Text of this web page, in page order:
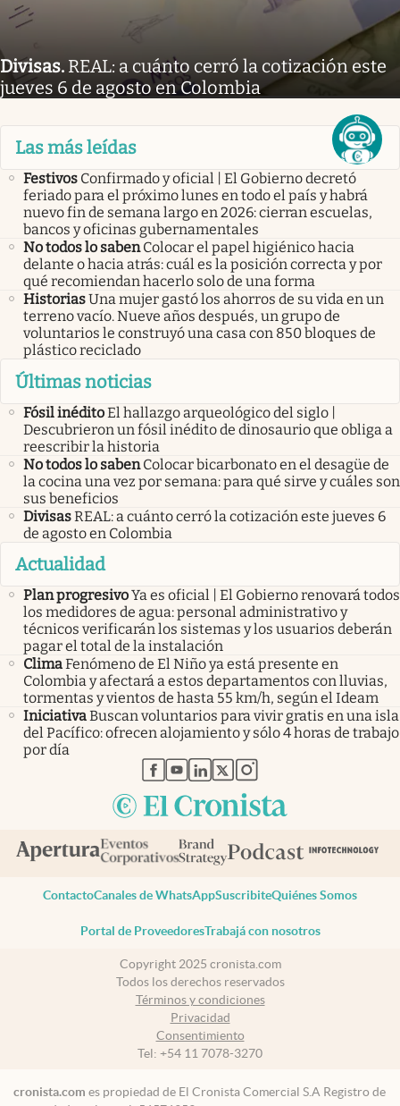
Divisas. REAL: a cuánto cerró la cotización este
jueves 6 de agosto en Colombia
Las más leídas
Festivos Confirmado y oficial | El Gobierno decretó
feriado para el próximo lunes en todo el país y habrá
nuevo fin de semana largo en 2026: cierran escuelas,
bancos y oficinas gubernamentales
No todos lo saben Colocar el papel higiénico hacia
delante o hacia atrás: cuál es la posición correcta y por
qué recomiendan hacerlo solo de una forma
HistoriasUna mujer gastó los ahorros de su vida en un
terreno vacío. Nueve años después, un grupo de
voluntarios le construyó una casa con 850 bloques de
plástico reciclado
Últimas noticias
Fósil inéditoEl hallazgo arqueológico del siglo |
Descubrieron un fósil inédito de dinosaurio que obliga a
reescribir la historia
No todos lo saben Colocar bicarbonato en el desagüe de
la cocina una vez por semana: para qué sirve y cuáles son
sus beneficios
DivisasREAL: a cuánto cerró la cotización este jueves 6
de agosto en Colombia
Actualidad
Plan progresivoYa es oficial | El Gobierno renovará todos
los medidores de agua: personal administrativo y
técnicos verificarán los sistemas y los usuarios deberán
pagar el total de la instalación
ClimaFenómeno de El Niño ya está presente en
Colombia y afectará a estos departamentos con lluvias,
tormentas y vientos de hasta 55 km/h, según el Ideam
IniciativaBuscan voluntarios para vivir gratis en una isla
del Pacífico: ofrecen alojamiento y sólo 4 horas de trabajo
por día
abre en nueva pestaña
abre en nueva pestaña
abre en nueva pestaña
abre en nueva pestaña
abre en nueva pestaña
ContactoCanales de WhatsAppSuscribiteQuiénes Somos
Portal de ProveedoresTrabajá con nosotros
Copyright 2025 cronista.com
Todos los derechos reservados
Términos y condiciones
Privacidad
Consentimiento
Tel: +54 11 7078-3270
cronista.com es propiedad de El Cronista Comercial S.A Registro de